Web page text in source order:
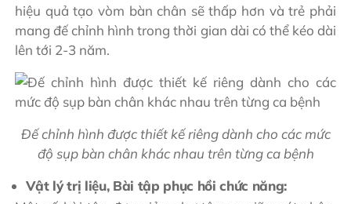
hiệu quả tạo vòm bàn chân sẽ thấp hơn và trẻ phải
mang đế chỉnh hình trong thời gian dài có thể kéo dài
lên tới 2-3 năm.
Đế chỉnh hình được thiết kế riêng dành cho các mức
độ sụp bàn chân khác nhau trên từng ca bệnh
Vật lý trị liệu, Bài tập phục hồi chức năng: